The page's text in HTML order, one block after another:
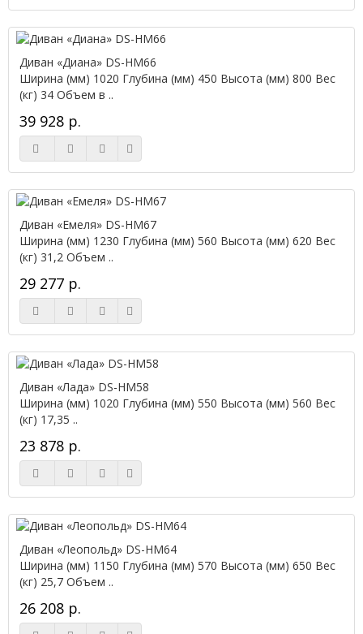
Диван «Диана» DS-НМ66
Ширина (мм) 1020 Глубина (мм) 450 Высота (мм) 800 Вес
(кг) 34 Объем в ..
39 928 р.
Диван «Емеля» DS-НМ67
Ширина (мм) 1230 Глубина (мм) 560 Высота (мм) 620 Вес
(кг) 31,2 Объем ..
29 277 р.
Диван «Лада» DS-НМ58
Ширина (мм) 1020 Глубина (мм) 550 Высота (мм) 560 Вес
(кг) 17,35 ..
23 878 р.
Диван «Леопольд» DS-НМ64
Ширина (мм) 1150 Глубина (мм) 570 Высота (мм) 650 Вес
(кг) 25,7 Объем ..
26 208 р.